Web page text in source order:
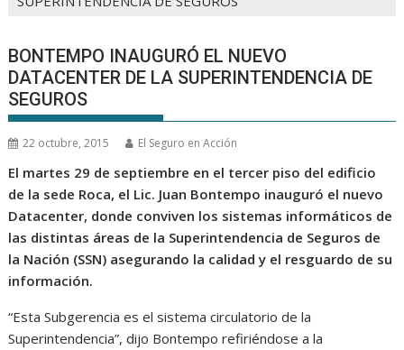
BONTEMPO INAUGURÓ EL NUEVO
DATACENTER DE LA SUPERINTENDENCIA DE
SEGUROS
22 octubre, 2015 El Seguro en Acción
El martes 29 de septiembre en el tercer piso del edificio
de la sede Roca, el Lic. Juan Bontempo inauguró el nuevo
Datacenter, donde conviven los sistemas informáticos de
las distintas áreas de la Superintendencia de Seguros de
la Nación (SSN) asegurando la calidad y el resguardo de su
información.
“Esta Subgerencia es el sistema circulatorio de la
Superintendencia”, dijo Bontempo refiriéndose a la